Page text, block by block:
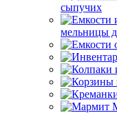
сыпучих
мельницы